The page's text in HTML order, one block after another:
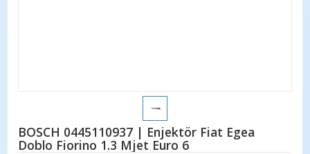
BOSCH 0445110937 | Enjektör Fiat Egea
Doblo Fiorino 1.3 Mjet Euro 6